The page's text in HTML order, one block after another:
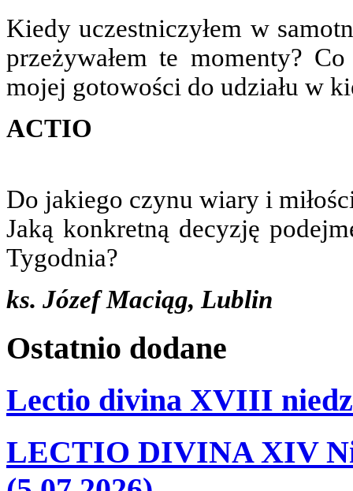
Kiedy uczestniczyłem w
przeżywałem te momenty?
mojej gotowości do udziału w
ACTIO
Do jakiego czynu wiary i
Jaką konkretną decyzję
Tygodnia?
ks. Józef Maciąg, Lublin
Ostatnio dodane
Lectio divina XVIII
LECTIO DIVINA XIV